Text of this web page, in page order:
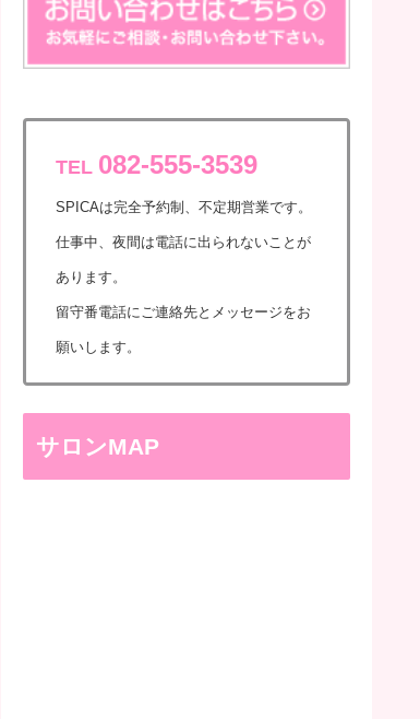
TEL 082-555-3539
SPICAは完全予約制、不定期営業です。
仕事中、夜間は電話に出られないことが
あります。
留守番電話にご連絡先とメッセージをお
願いします。
サロンMAP